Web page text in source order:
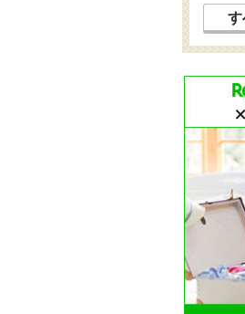
す